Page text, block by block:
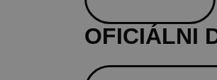
OFICIÁLNI